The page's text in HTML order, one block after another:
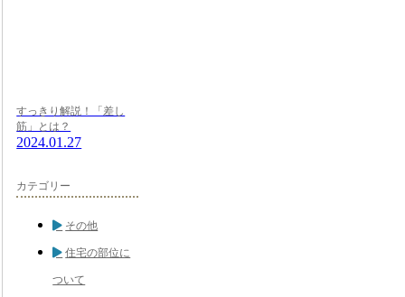
すっきり解説！「差し
筋」とは？
2024.01.27
カテゴリー
その他
住宅の部位に
ついて